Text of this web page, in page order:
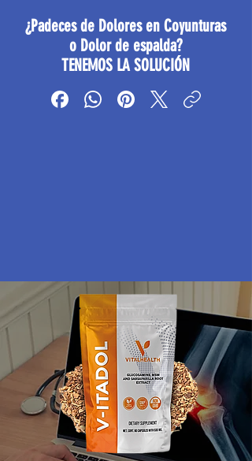
¿Padeces de Dolores en Coyunturas
o Dolor de espalda?
TENEMOS LA SOLUCIÓN